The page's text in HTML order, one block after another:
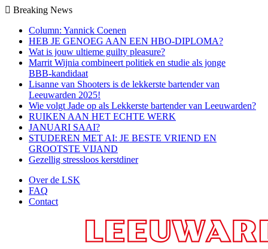
Breaking News
Column: Yannick Coenen
HEB JE GENOEG AAN EEN HBO-DIPLOMA?
Wat is jouw ultieme guilty pleasure?
Marrit Wijnia combineert politiek en studie als jonge
BBB‑kandidaat
Lisanne van Shooters is de lekkerste bartender van
Leeuwarden 2025!
Wie volgt Jade op als Lekkerste bartender van Leeuwarden?
RUIKEN AAN HET ECHTE WERK
JANUARI SAAI?
STUDEREN MET AI: JE BESTE VRIEND EN
GROOTSTE VIJAND
Gezellig stressloos kerstdiner
Over de LSK
FAQ
Contact